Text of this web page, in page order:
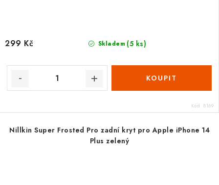
Skladem (5 ks)
299 Kč
Kód: 8169
Nillkin Super Frosted Pro zadní kryt pro Apple iPhone 14
Plus zelený